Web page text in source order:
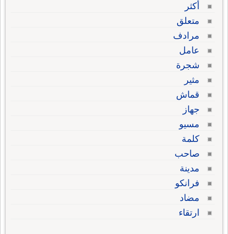
أكثر
متعلق
مرادف
عامل
شجرة
مثير
قماش
جهاز
مسيو
كلمة
صاحب
مدينة
فرانكو
مضاد
ارتقاء